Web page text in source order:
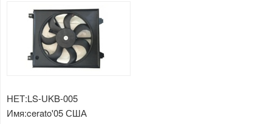
НЕТ:LS-UKB-005
Имя:cerato'05 США